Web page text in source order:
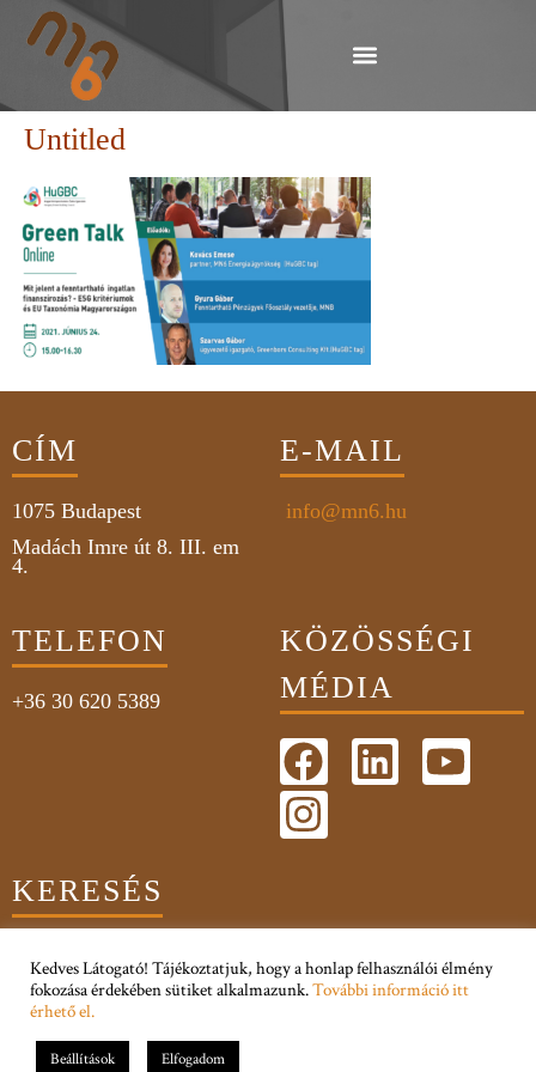
Untitled
CÍM
1075 Budapest
Madách Imre út 8. III. em
4.
E-MAIL
info@mn6.hu
TELEFON
+36 30 620 5389
KÖZÖSSÉGI
MÉDIA
KERESÉS
Adatkezelési Tájékoztató
Impresszum
Kedves Látogató! Tájékoztatjuk, hogy a honlap felhasználói élmény
fokozása érdekében sütiket alkalmazunk.További információ itt
érhető el.
Beállítások Elfogadom